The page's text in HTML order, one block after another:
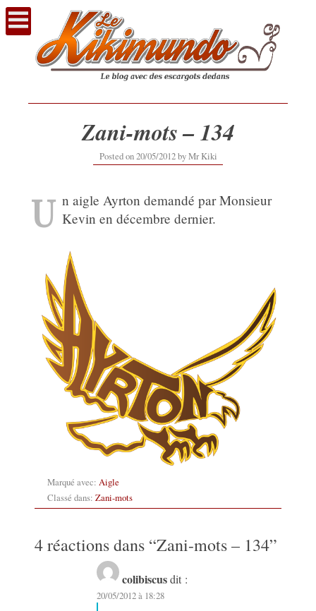
Voir
contenu
Zani-mots – 134
Posted on20/05/201212/09/2019
byMr Kiki
U n aigle Ayrton demandé par Monsieur
Kevin en décembre dernier.
Marqué avec: Aigle
Classé dans: Zani-mots
4 réactions dans “Zani-mots – 134”
colibiscus dit :
20/05/2012 à 18:28